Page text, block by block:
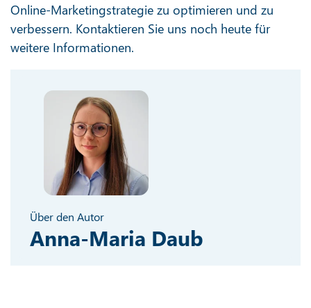
Online-Marketingstrategie zu optimieren und zu
verbessern. Kontaktieren Sie uns noch heute für
weitere Informationen.
Über den Autor
Anna-Maria Daub